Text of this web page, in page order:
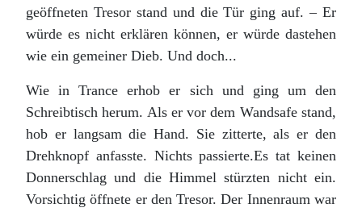
geöffneten Tresor stand und die Tür ging auf. – Er
würde es nicht erklären können, er würde dastehen
wie ein gemeiner Dieb. Und doch...
Wie in Trance erhob er sich und ging um den
Schreibtisch herum. Als er vor dem Wandsafe stand,
hob er langsam die Hand. Sie zitterte, als er den
Drehknopf anfasste. Nichts passierte.Es tat keinen
Donnerschlag und die Himmel stürzten nicht ein.
Vorsichtig öffnete er den Tresor. Der Innenraum war